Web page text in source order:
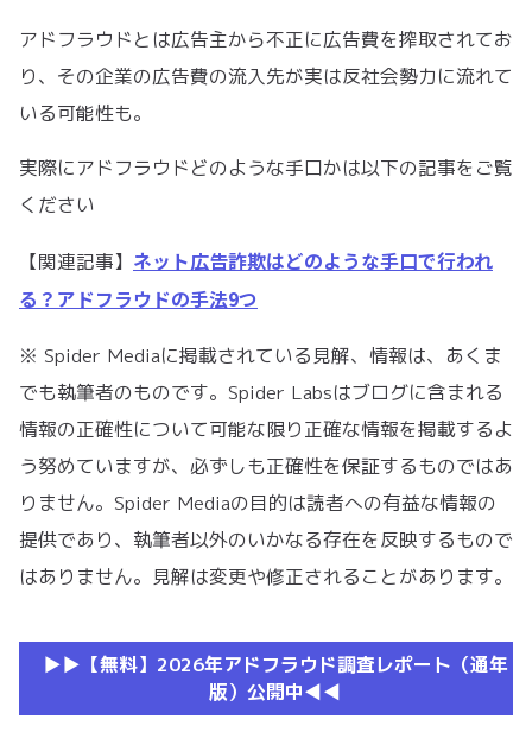
アドフラウドとは広告主から不正に広告費を搾取されてお
り、その企業の広告費の流入先が実は反社会勢力に流れて
いる可能性も。
実際にアドフラウドどのような手口かは以下の記事をご覧
ください
【関連記事】 ネット広告詐欺はどのような手口で行われ
る？アドフラウドの手法9つ
※ Spider Mediaに掲載されている見解、情報は、あくま
でも執筆者のものです。Spider Labsはブログに含まれる
情報の正確性について可能な限り正確な情報を掲載するよ
う努めていますが、必ずしも正確性を保証するものではあ
りません。Spider Mediaの目的は読者への有益な情報の
提供であり、執筆者以外のいかなる存在を反映するもので
はありません。見解は変更や修正されることがあります。
▶︎▶︎【無料】2026年アドフラウド調査レポート（通年
版）公開中◀︎◀︎